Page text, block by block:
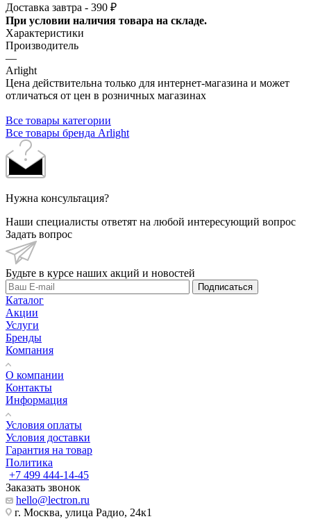
Доставка завтра - 390 ₽
При условии наличия товара на складе.
Характеристики
Производитель
—
Arlight
Цена действительна только для интернет-магазина и может
отличаться от цен в розничных магазинах
Все товары категории
Все товары бренда Arlight
Нужна консультация?
Наши специалисты ответят на любой интересующий вопрос
Задать вопрос
Будьте в курсе наших акций и новостей
Подписаться
Каталог
Акции
Услуги
Бренды
Компания
О компании
Контакты
Информация
Условия оплаты
Условия доставки
Гарантия на товар
Политика
+7 499 444-14-45
Заказать звонок
hello@lectron.ru
г. Москва, улица Радио, 24к1